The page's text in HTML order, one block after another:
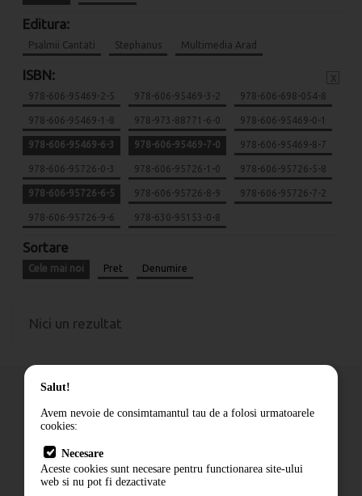
Editura:
Psalmii Cantati Stephanus Multimedia Arad
ISBN:
978-606-95469-2-5 978-606-95469-3-2 978-606-698-054-8
978-606-95469-1-8 978-973-88771-6-0 978-606-95469-0-1
978-606-95469-6-3 978-606-95469-7-0 978-606-95469-8-7
978-606-95726-0-3 978-606-95726-1-0 978-606-95726-5-8
978-606-95726-6-5 978-606-95726-8-9 978-606-95726-7-2
978-606-95726-9-6 978-630-95153-0-8
Sortare
Cele mai noi Pret Denumire
Nici un rezultat
Cum comand
Livrare
Contact
Salut!
Avem nevoie de consimtamantul tau de a folosi urmatoarele
cookies:
Necesare
Aceste cookies sunt necesare pentru functionarea site-ului
web si nu pot fi dezactivate